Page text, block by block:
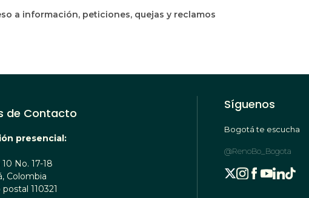
a información, peticiones, quejas y reclamos
de Contacto
presencial:
10 No. 17-18
Colombia
110321
Síguenos
Bogotá te escucha
@RenoBo_Bogota